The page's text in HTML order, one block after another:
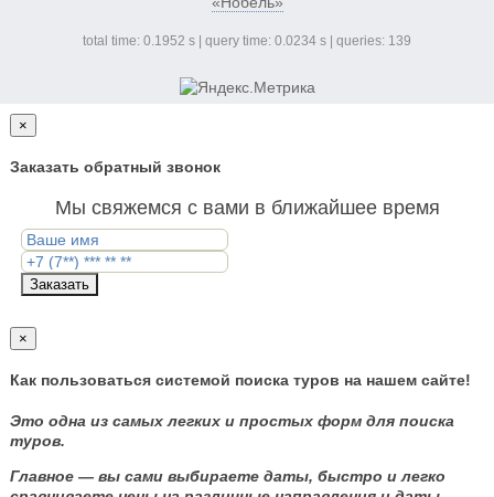
total time: 0.1952 s | query time: 0.0234 s | queries: 139
×
Заказать обратный звонок
Мы свяжемся с вами в ближайшее время
Заказать
×
Как пользоваться системой поиска туров на нашем сайте!
Это одна из самых легких и простых форм для поиска
туров.
Главное — вы сами выбираете даты, быстро и легко